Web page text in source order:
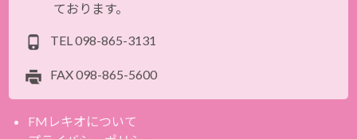
ております。
TEL098-865-3131
FAX098-865-5600
FMレキオについて